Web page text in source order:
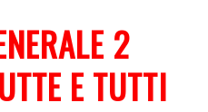
2
E TUTTI